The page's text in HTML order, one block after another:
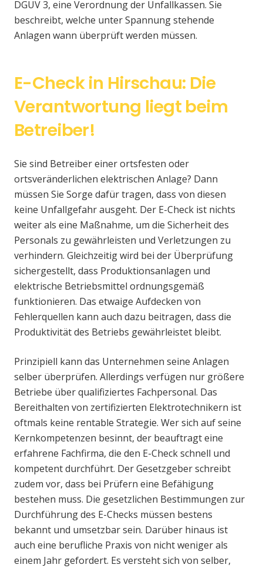
DGUV 3, eine Verordnung der Unfallkassen. Sie
beschreibt, welche unter Spannung stehende
Anlagen wann überprüft werden müssen.
E-Check in Hirschau: Die
Verantwortung liegt beim
Betreiber!
Sie sind Betreiber einer ortsfesten oder
ortsveränderlichen elektrischen Anlage? Dann
müssen Sie Sorge dafür tragen, dass von diesen
keine Unfallgefahr ausgeht. Der E-Check ist nichts
weiter als eine Maßnahme, um die Sicherheit des
Personals zu gewährleisten und Verletzungen zu
verhindern. Gleichzeitig wird bei der Überprüfung
sichergestellt, dass Produktionsanlagen und
elektrische Betriebsmittel ordnungsgemäß
funktionieren. Das etwaige Aufdecken von
Fehlerquellen kann auch dazu beitragen, dass die
Produktivität des Betriebs gewährleistet bleibt.
Prinzipiell kann das Unternehmen seine Anlagen
selber überprüfen. Allerdings verfügen nur größere
Betriebe über qualifiziertes Fachpersonal. Das
Bereithalten von zertifizierten Elektrotechnikern ist
oftmals keine rentable Strategie. Wer sich auf seine
Kernkompetenzen besinnt, der beauftragt eine
erfahrene Fachfirma, die den E-Check schnell und
kompetent durchführt. Der Gesetzgeber schreibt
zudem vor, dass bei Prüfern eine Befähigung
bestehen muss. Die gesetzlichen Bestimmungen zur
Durchführung des E-Checks müssen bestens
bekannt und umsetzbar sein. Darüber hinaus ist
auch eine berufliche Praxis von nicht weniger als
einem Jahr gefordert. Es versteht sich von selber,